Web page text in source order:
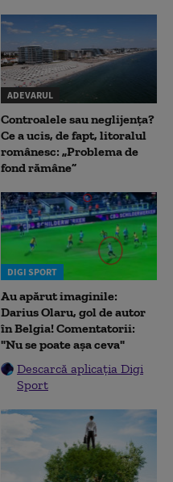
ADEVARUL
Controalele sau neglijența?
Ce a ucis, de fapt, litoralul
românesc: „Problema de
fond rămâne”
DIGI SPORT
Au apărut imaginile:
Darius Olaru, gol de autor
în Belgia! Comentatorii:
"Nu se poate așa ceva"
Descarcă aplicația Digi
Sport